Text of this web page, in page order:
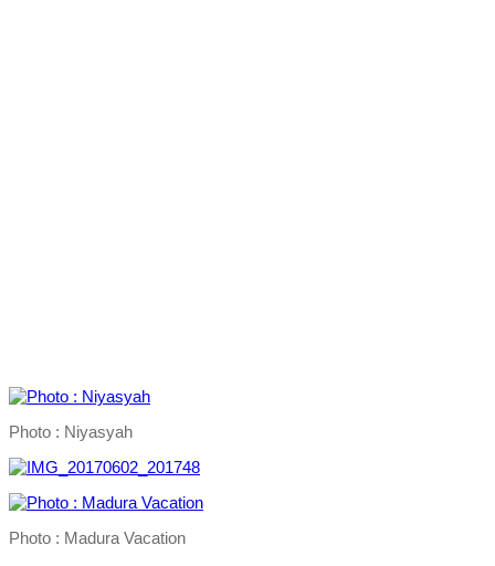
Photo : Niyasyah
Photo : Madura Vacation